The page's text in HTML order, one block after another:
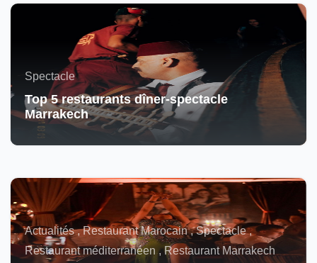
Spectacle
Top 5 restaurants dîner-spectacle
Marrakech
Actualités , Restaurant Marocain , Spectacle ,
Restaurant méditerranéen , Restaurant Marrakech